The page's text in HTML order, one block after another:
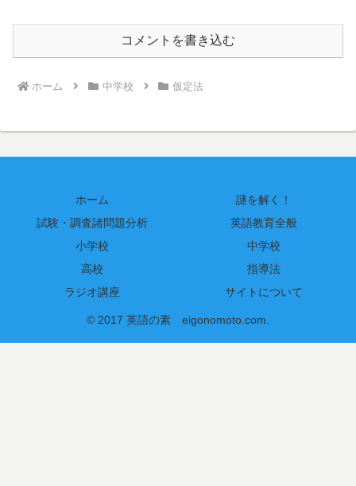
コメントを書き込む
ホーム 中学校 仮定法
ホーム
謎を解く！
試験・調査諸問題分析
英語教育全般
小学校
中学校
高校
指導法
ラジオ講座
サイトについて
© 2017 英語の素 eigonomoto.com.